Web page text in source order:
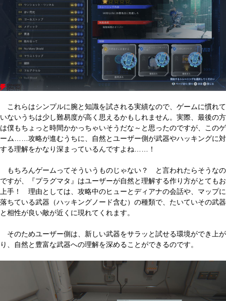
これらはシンプルに腕と知識を試される実績なので、ゲームに慣れて
いないうちは少し難易度が高く思えるかもしれません。実際、最後の方
は僕もちょっと時間かかっちゃいそうだな～と思ったのですが、このゲ
ーム……攻略が進むうちに、自然とユーザー側が武器やハッキングに対
する理解をかなり深まっているんですよね……！
もちろんゲームってそういうものじゃない？ と言われたらそうなの
ですが、『プラグマタ』はユーザーが自然と理解する作り方がとてもお
上手！ 理由としては、攻略中のヒューとディアナの会話や、マップに
落ちている武器（ハッキングノード含む）の種類で、たいていその武器
と相性が良い敵が近くに現れてくれます。
そのためユーザー側は、新しい武器をサラッと試せる環境ができ上が
り、自然と豊富な武器への理解を深めることができるのです。